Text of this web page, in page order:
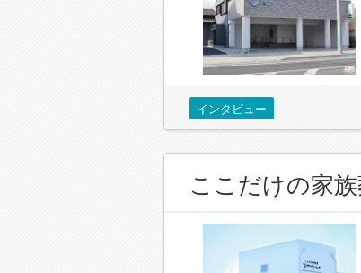
インタビュー
ここだけの家